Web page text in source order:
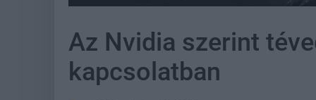
Az Nvidia szerint
kapcsolatban